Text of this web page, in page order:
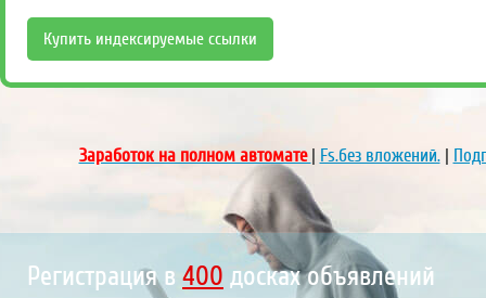
Купить индексируемые ссылки
Заработок на полном автомате| Fs.без вложений.|
Регистрация в 450досках объявлений